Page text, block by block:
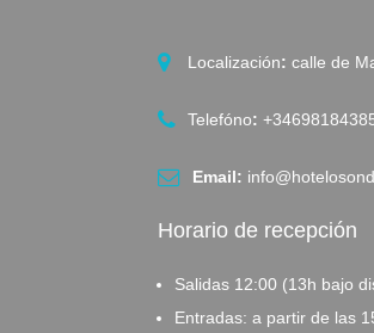
Localización: calle de
Telefóno:
Email:
Horario de recepción
Salidas 12:00 (13h bajo
Entradas: a partir de las